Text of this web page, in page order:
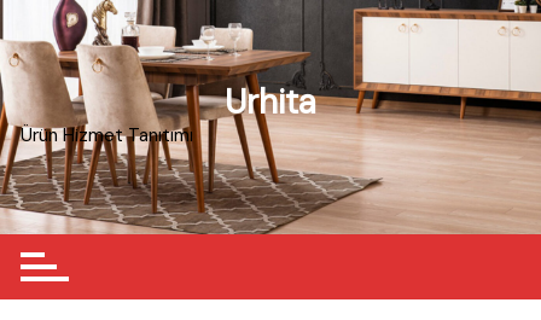
to
content
Urhita
Ürün Hizmet Tanıtımı